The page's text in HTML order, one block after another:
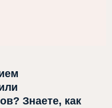
Знаете, как